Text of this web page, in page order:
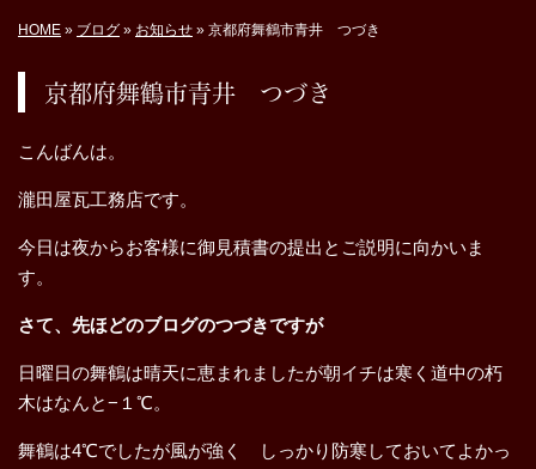
HOME » ブログ » お知らせ » 京都府舞鶴市青井 つづき
京都府舞鶴市青井 つづき
こんばんは。
瀧田屋瓦工務店です。
今日は夜からお客様に御見積書の提出とご説明に向かいま
す。
さて、先ほどのブログのつづきですが
日曜日の舞鶴は晴天に恵まれましたが朝イチは寒く道中の朽
木はなんと−１℃。
舞鶴は4℃でしたが風が強く しっかり防寒しておいてよかっ